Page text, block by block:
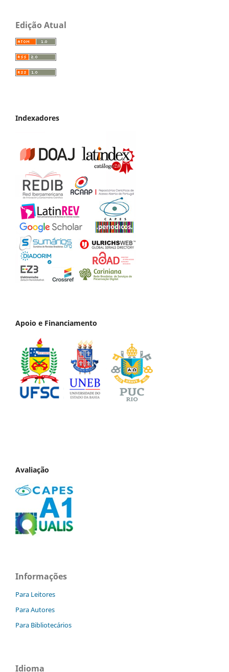
Edição Atual
Indexadores
Apoio e Financiamento
Avaliação
Informações
Para Leitores
Para Autores
Para Bibliotecários
Idioma